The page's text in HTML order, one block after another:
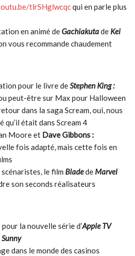
tlrSHglwcqcqui en parle plus
en animé deGachiakutade Kei
vous recommande chaudement
pour le livre deStephen King:
peut-être sur Max pour Halloween
dans la saga Scream, oui, nous
qu’il était dans Scream 4
Moore et Dave Gibbons :
fois adapté, mais cette fois en
le film BladedeMarvel
son seconds réalisateurs
la nouvelle série d’Apple TV
Sunny
dans le monde des casinos